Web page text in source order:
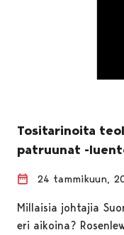
Tositarinoita
patruunat -
24 tammikuun,
Millaisia johtajia
eri aikoina?